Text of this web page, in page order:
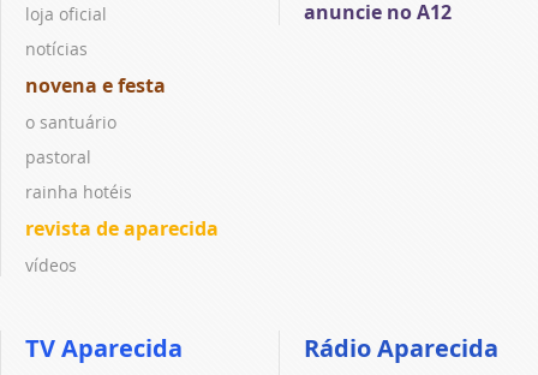
loja oficial
notícias
novena e festa
o santuário
pastoral
rainha hotéis
revista de aparecida
vídeos
anuncie no A12
TV Aparecida Rádio Aparecida